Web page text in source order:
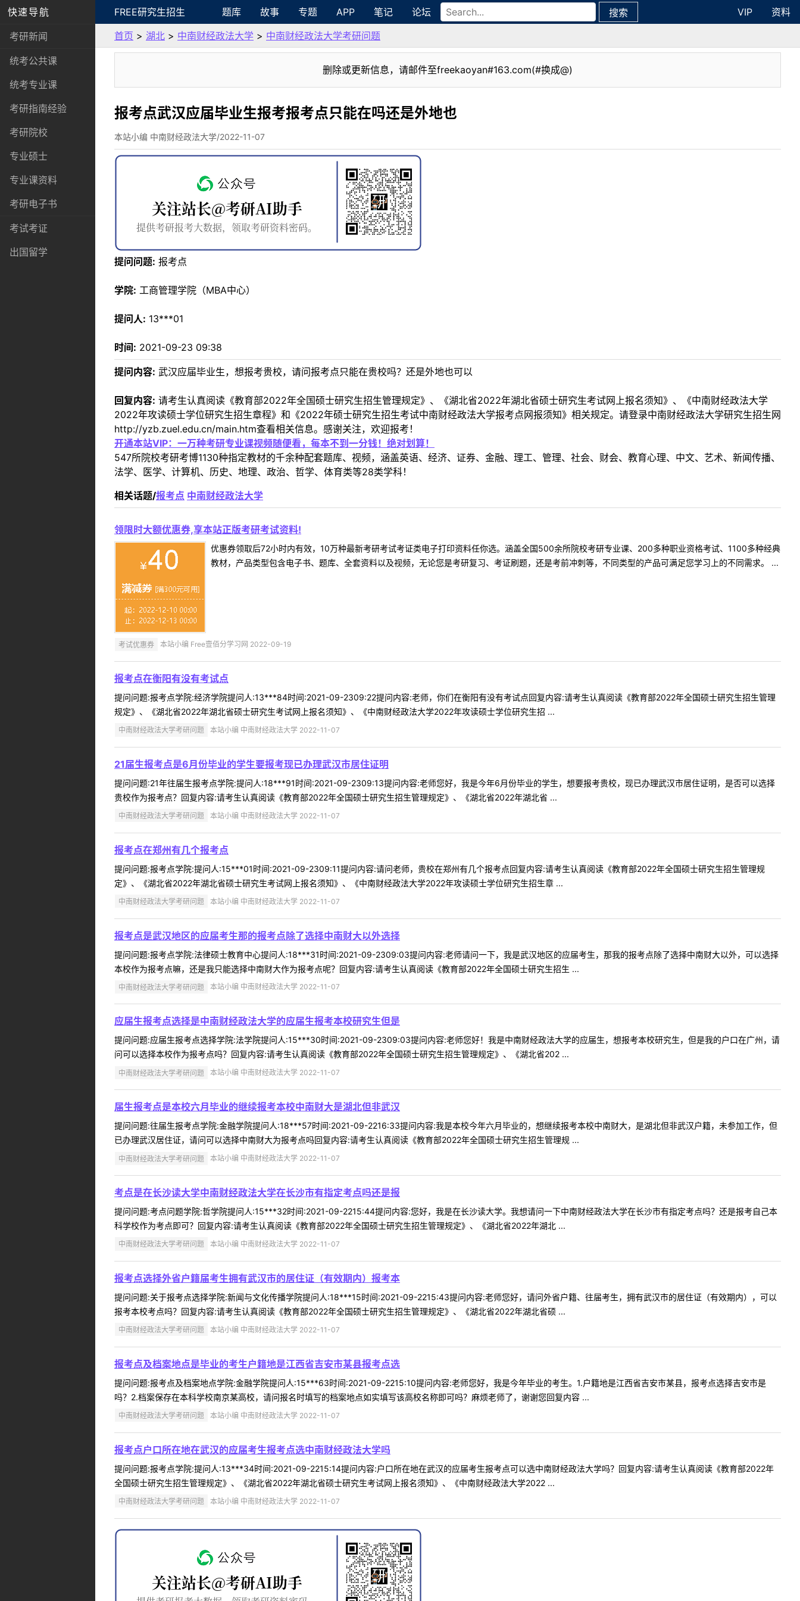
快速导航
考研新闻
统考公共课
统考专业课
考研指南经验
考研院校
专业硕士
专业课资料
考研电子书
考试考证
出国留学
FREE研究生招生 题库 故事 专题 APP 笔记 论坛 搜索 VIP
资料
首页 > 湖北 > 中南财经政法大学 > 中南财经政法大学考研问题
删除或更新信息，请邮件至freekaoyan#163.com(#换成@)
报考点武汉应届毕业生报考报考点只能在吗还是外地也
本站小编 中南财经政法大学/2022-11-07
提问问题: 报考点
学院: 工商管理学院（MBA中心）
提问人: 13***01
时间: 2021-09-23 09:38
提问内容: 武汉应届毕业生，想报考贵校，请问报考点只能在贵校吗？还是外地也可以
回复内容: 请考生认真阅读《教育部2022年全国硕士研究生招生管理规定》、《湖北省2022年湖北省硕士研究生考试网上报名须知》、《中南财经政法大学
2022年攻读硕士学位研究生招生章程》和《2022年硕士研究生招生考试中南财经政法大学报考点网报须知》相关规定。请登录中南财经政法大学研究生招生网
http://yzb.zuel.edu.cn/main.htm查看相关信息。感谢关注，欢迎报考！
开通本站VIP：一万种考研专业课视频随便看，每本不到一分钱！绝对划算！
547所院校考研考博1130种指定教材的千余种配套题库、视频，涵盖英语、经济、证券、金融、理工、管理、社会、财会、教育心理、中文、艺术、新闻传播、
法学、医学、计算机、历史、地理、政治、哲学、体育类等28类学科！
相关话题/报考点 中南财经政法大学
领限时大额优惠券,享本站正版考研考试资料!
优惠券领取后72小时内有效，10万种最新考研考试考证类电子打印资料任你选。涵盖全国500余所院校考研专业课、200多种职业资格考试、1100多种经典
教材，产品类型包含电子书、题库、全套资料以及视频，无论您是考研复习、考证刷题，还是考前冲刺等，不同类型的产品可满足您学习上的不同需求。 ...
考试优惠券 本站小编 Free壹佰分学习网 2022-09-19
报考点在衡阳有没有考试点
提问问题:报考点学院:经济学院提问人:13***84时间:2021-09-2309:22提问内容:老师，你们在衡阳有没有考试点回复内容:请考生认真阅读《教育部2022年全国硕士研究生招生管理
规定》、《湖北省2022年湖北省硕士研究生考试网上报名须知》、《中南财经政法大学2022年攻读硕士学位研究生招 ...
中南财经政法大学考研问题 本站小编 中南财经政法大学 2022-11-07
21届生报考点是6月份毕业的学生要报考现已办理武汉市居住证明
提问问题:21年往届生报考点学院:提问人:18***91时间:2021-09-2309:13提问内容:老师您好，我是今年6月份毕业的学生，想要报考贵校，现已办理武汉市居住证明，是否可以选择
贵校作为报考点？回复内容:请考生认真阅读《教育部2022年全国硕士研究生招生管理规定》、《湖北省2022年湖北省 ...
中南财经政法大学考研问题 本站小编 中南财经政法大学 2022-11-07
报考点在郑州有几个报考点
提问问题:报考点学院:提问人:15***01时间:2021-09-2309:11提问内容:请问老师，贵校在郑州有几个报考点回复内容:请考生认真阅读《教育部2022年全国硕士研究生招生管理规
定》、《湖北省2022年湖北省硕士研究生考试网上报名须知》、《中南财经政法大学2022年攻读硕士学位研究生招生章 ...
中南财经政法大学考研问题 本站小编 中南财经政法大学 2022-11-07
报考点是武汉地区的应届考生那的报考点除了选择中南财大以外选择
提问问题:报考点学院:法律硕士教育中心提问人:18***31时间:2021-09-2309:03提问内容:老师请问一下，我是武汉地区的应届考生，那我的报考点除了选择中南财大以外，可以选择
本校作为报考点嘛，还是我只能选择中南财大作为报考点呢？回复内容:请考生认真阅读《教育部2022年全国硕士研究生招生 ...
中南财经政法大学考研问题 本站小编 中南财经政法大学 2022-11-07
应届生报考点选择是中南财经政法大学的应届生报考本校研究生但是
提问问题:应届生报考点选择学院:法学院提问人:15***30时间:2021-09-2309:03提问内容:老师您好！我是中南财经政法大学的应届生，想报考本校研究生，但是我的户口在广州，请
问可以选择本校作为报考点吗？回复内容:请考生认真阅读《教育部2022年全国硕士研究生招生管理规定》、《湖北省202 ...
中南财经政法大学考研问题 本站小编 中南财经政法大学 2022-11-07
届生报考点是本校六月毕业的继续报考本校中南财大是湖北但非武汉
提问问题:往届生报考点学院:金融学院提问人:18***57时间:2021-09-2216:33提问内容:我是本校今年六月毕业的，想继续报考本校中南财大，是湖北但非武汉户籍，未参加工作，但
已办理武汉居住证，请问可以选择中南财大为报考点吗回复内容:请考生认真阅读《教育部2022年全国硕士研究生招生管理规 ...
中南财经政法大学考研问题 本站小编 中南财经政法大学 2022-11-07
考点是在长沙读大学中南财经政法大学在长沙市有指定考点吗还是报
提问问题:考点问题学院:哲学院提问人:15***32时间:2021-09-2215:44提问内容:您好，我是在长沙读大学。我想请问一下中南财经政法大学在长沙市有指定考点吗？还是报考自己本
科学校作为考点即可？回复内容:请考生认真阅读《教育部2022年全国硕士研究生招生管理规定》、《湖北省2022年湖北 ...
中南财经政法大学考研问题 本站小编 中南财经政法大学 2022-11-07
报考点选择外省户籍届考生拥有武汉市的居住证（有效期内）报考本
提问问题:关于报考点选择学院:新闻与文化传播学院提问人:18***15时间:2021-09-2215:43提问内容:老师您好，请问外省户籍、往届考生，拥有武汉市的居住证（有效期内），可以
报考本校考点吗？回复内容:请考生认真阅读《教育部2022年全国硕士研究生招生管理规定》、《湖北省2022年湖北省硕 ...
中南财经政法大学考研问题 本站小编 中南财经政法大学 2022-11-07
报考点及档案地点是毕业的考生户籍地是江西省吉安市某县报考点选
提问问题:报考点及档案地点学院:金融学院提问人:15***63时间:2021-09-2215:10提问内容:老师您好，我是今年毕业的考生。1.户籍地是江西省吉安市某县，报考点选择吉安市是
吗？2.档案保存在本科学校南京某高校，请问报名时填写的档案地点如实填写该高校名称即可吗？麻烦老师了，谢谢您回复内容 ...
中南财经政法大学考研问题 本站小编 中南财经政法大学 2022-11-07
报考点户口所在地在武汉的应届考生报考点选中南财经政法大学吗
提问问题:报考点学院:提问人:13***34时间:2021-09-2215:14提问内容:户口所在地在武汉的应届考生报考点可以选中南财经政法大学吗？回复内容:请考生认真阅读《教育部2022年
全国硕士研究生招生管理规定》、《湖北省2022年湖北省硕士研究生考试网上报名须知》、《中南财经政法大学2022 ...
中南财经政法大学考研问题 本站小编 中南财经政法大学 2022-11-07